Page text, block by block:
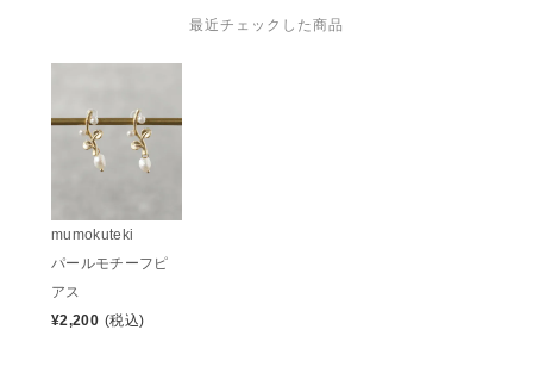
最近チェックした商品
mumokuteki
パールモチーフピ
アス
¥2,200 (税込)